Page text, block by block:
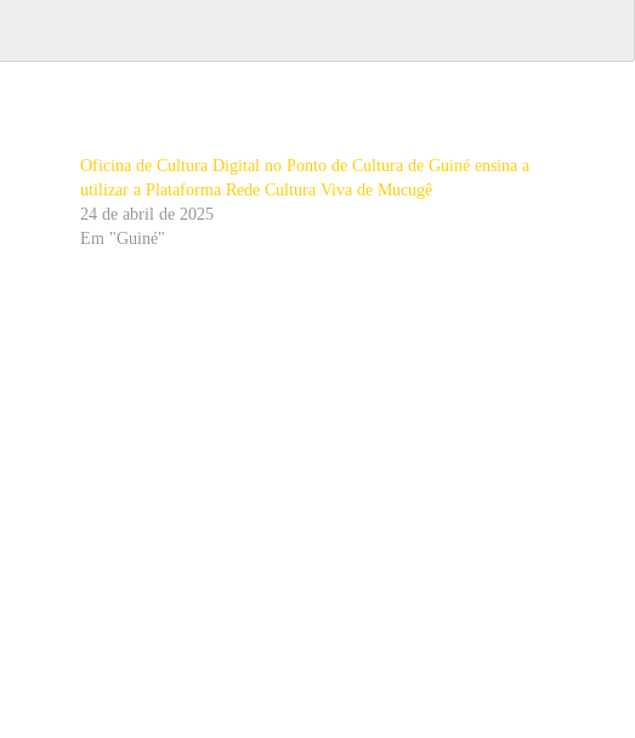
Oficina de Cultura Digital no Ponto de Cultura de Guiné ensina a
utilizar a Plataforma Rede Cultura Viva de Mucugê
24 de abril de 2025
Em "Guiné"